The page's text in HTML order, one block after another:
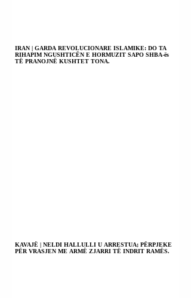
IRAN | GARDA REVOLUCIONARE ISLAMIKE: DO TA
RIHAPIM NGUSHTICËN E HORMUZIT SAPO SHBA-ës
TË PRANOJNË KUSHTET TONA.
KAVAJË | NELDI HALLULLI U ARRESTUA; PËRPJEKE
PËR VRASJEN ME ARMË ZJARRI TË INDRIT RAMËS.